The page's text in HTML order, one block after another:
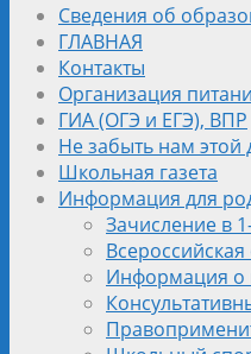
Сведения об
ГЛАВНАЯ
Контакты
Организация
ГИА (ОГЭ и ЕГЭ), ВПР
Не забыть нам этой
Школьная газета
Информация для
Зачисление в
Информация о